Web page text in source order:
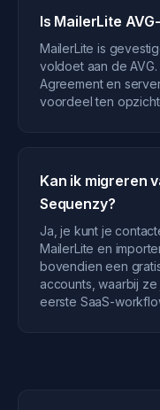
Is MailerLite
MailerLite is
voldoet aan de
Agreement en
voordeel ten
Kan ik migreren
Sequenzy?
Ja, je kunt je
MailerLite en
bovendien een
accounts, waarbij
eerste SaaS-